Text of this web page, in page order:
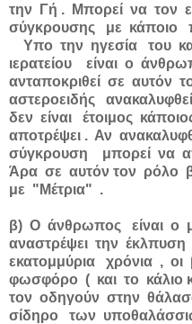
την Γή . Μπορεί να τον
σύγκρουσης με κάποιο
Υπο την ηγεσία του
ιερατείου είναι ο
ανταποκριθεί σε αυτόν
αστεροειδής
δεν είναι έτοιμος
αποτρέψει . Αν
σύγκρουση μπορεί να
Άρα σε αυτόν τον ρόλο
με "Μέτρια" .
β) Ο άνθρωπος είναι ο
αναστρέψει την
εκατομμύρια χρόνια ,
φωσφόρο ( και το κάλιο
τον οδηγούν στην
σίδηρο των